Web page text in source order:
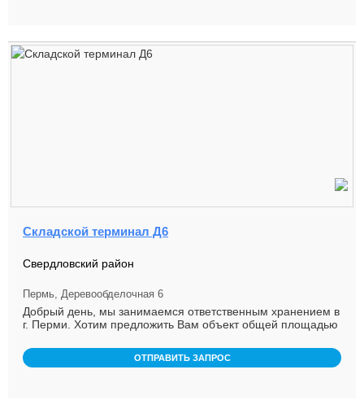
Складской терминал Д6
Свердловский район
Пермь, Деревообделочная 6
Добрый день, мы занимаемся ответственным хранением в
г. Перми. Хотим предложить Вам объект общей площадью
ОТПРАВИТЬ ЗАПРОС